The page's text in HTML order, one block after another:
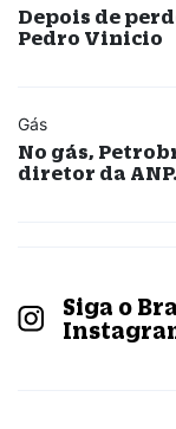
Depois de
Pedro Vinicio
Gás
No gás,
diretor da ANP.
Siga o